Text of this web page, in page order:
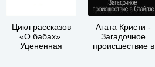
Цикл рассказов
«О бабах».
Уцененная
Агата Кристи -
Загадочное
происшествие в